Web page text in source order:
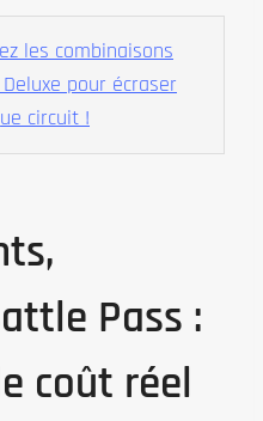
les combinaisons
pour écraser
circuit !
Pass :
coût réel